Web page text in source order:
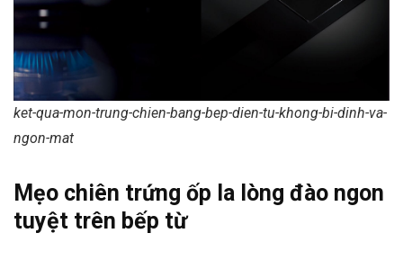
ket-qua-mon-trung-chien-bang-bep-dien-tu-khong-bi-dinh-va-
ngon-mat
Mẹo chiên trứng ốp la lòng đào ngon
tuyệt trên bếp từ